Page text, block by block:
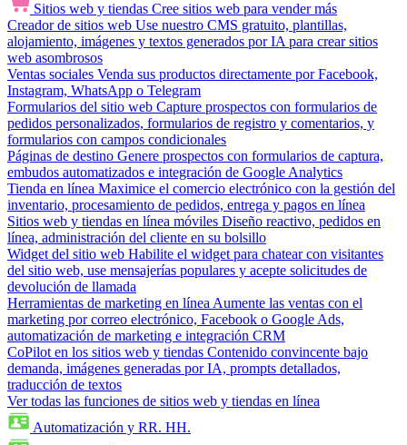
Sitios web y tiendas Cree sitios web para vender más
Creador de sitios web Use nuestro CMS gratuito, plantillas,
alojamiento, imágenes y textos generados por IA para crear sitios
web asombrosos
Ventas sociales Venda sus productos directamente por Facebook,
Instagram, WhatsApp o Telegram
Formularios del sitio web Capture prospectos con formularios de
pedidos personalizados, formularios de registro y comentarios, y
formularios con campos condicionales
Páginas de destino Genere prospectos con formularios de captura,
embudos automatizados e integración de Google Analytics
Tienda en línea Maximice el comercio electrónico con la gestión del
inventario, procesamiento de pedidos, entrega y pagos en línea
Sitios web y tiendas en línea móviles Diseño reactivo, pedidos en
línea, administración del cliente en su bolsillo
Widget del sitio web Habilite el widget para chatear con visitantes
del sitio web, use mensajerías populares y acepte solicitudes de
devolución de llamada
Herramientas de marketing en línea Aumente las ventas con el
marketing por correo electrónico, Facebook o Google Ads,
automatización de marketing e integración CRM
CoPilot en los sitios web y tiendas Contenido convincente bajo
demanda, imágenes generadas por IA, prompts detallados,
traducción de textos
Ver todas las funciones de sitios web y tiendas en línea
Automatización y RR. HH.